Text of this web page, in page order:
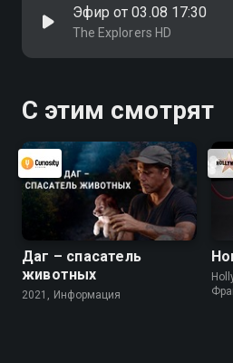
Эфир от 03.08 17:30
The Explorers HD
С этим смотрят
Даг – спасатель
животных
2021, Информация